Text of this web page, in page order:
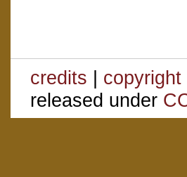
credits | copyright
released under